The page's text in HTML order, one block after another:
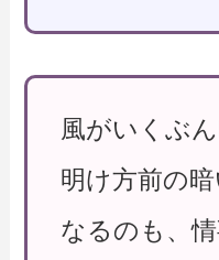
風がいくぶ
明け方前の
なるのも、